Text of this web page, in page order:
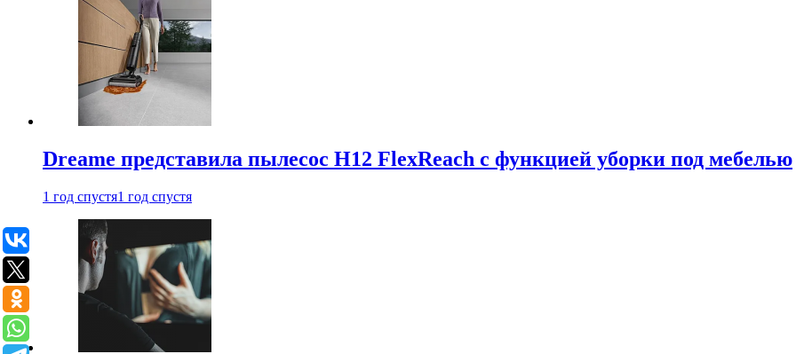
Dreame представила пылесос H12 FlexReach с функцией уборки под мебелью
1 год спустя1 год спустя